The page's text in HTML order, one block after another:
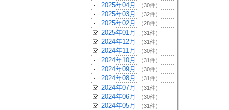
2025年04月 （30件）
2025年03月 （32件）
2025年02月 （28件）
2025年01月 （31件）
2024年12月 （31件）
2024年11月 （30件）
2024年10月 （31件）
2024年09月 （30件）
2024年08月 （31件）
2024年07月 （31件）
2024年06月 （30件）
2024年05月 （31件）